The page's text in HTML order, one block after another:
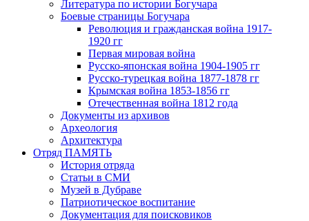
Литература по истории Богучара
Боевые страницы Богучара
Революция и гражданская война 1917-
1920 гг
Первая мировая война
Русско-японская война 1904-1905 гг
Русско-турецкая война 1877-1878 гг
Крымская война 1853-1856 гг
Отечественная война 1812 года
Документы из архивов
Археология
Архитектура
Отряд ПАМЯТЬ
История отряда
Статьи в СМИ
Музей в Дубраве
Патриотическое воспитание
Документация для поисковиков